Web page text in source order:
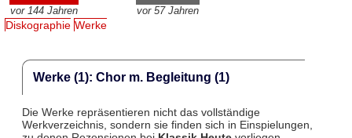
vor 144 Jahren vor 57 Jahren
Diskographie Werke
Werke (1): Chor m. Begleitung (1)
Die Werke repräsentieren nicht das vollständige
Werkverzeichnis, sondern sie finden sich in Einspielungen,